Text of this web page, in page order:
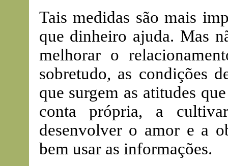
Tais medidas são mais
que dinheiro ajuda. Mas
melhorar o
sobretudo, as condições
que surgem as atitudes
conta própria, a
desenvolver o amor e a
bem usar as informações.